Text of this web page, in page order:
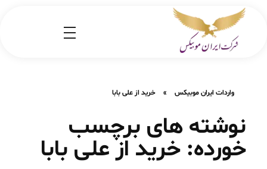
واردات ایران موبیکس » خرید از علی بابا
نوشته های برچسب
خورده: خرید از علی بابا